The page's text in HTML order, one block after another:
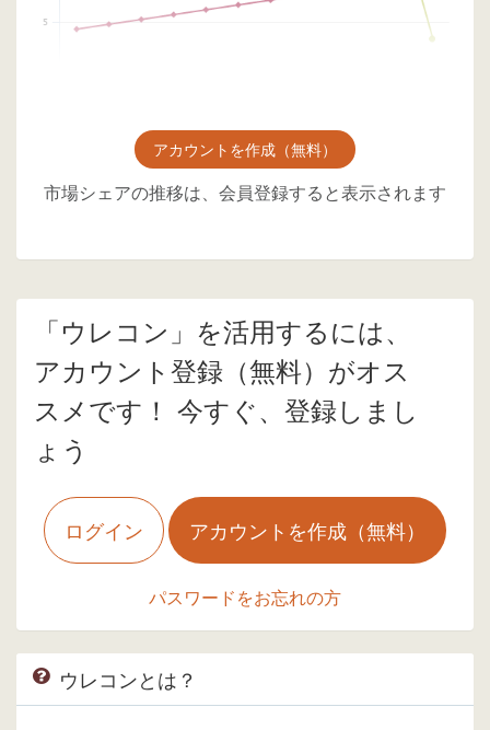
アカウントを作成（無料）
市場シェアの推移は、会員登録すると表示されます
「ウレコン」を活用するには、
アカウント登録（無料）がオス
スメです！ 今すぐ、登録しまし
ょう
ログイン アカウントを作成（無料）
パスワードをお忘れの方
ウレコンとは？